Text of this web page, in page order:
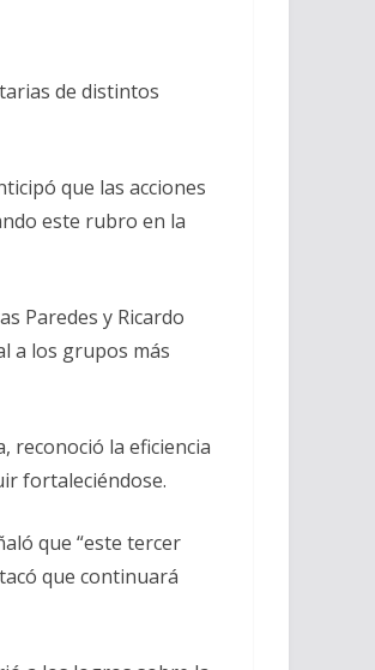
de distintos
que las acciones
este rubro en la
Paredes y Ricardo
a los grupos más
reconoció la eficiencia
fortaleciéndose.
que “este tercer
que continuará